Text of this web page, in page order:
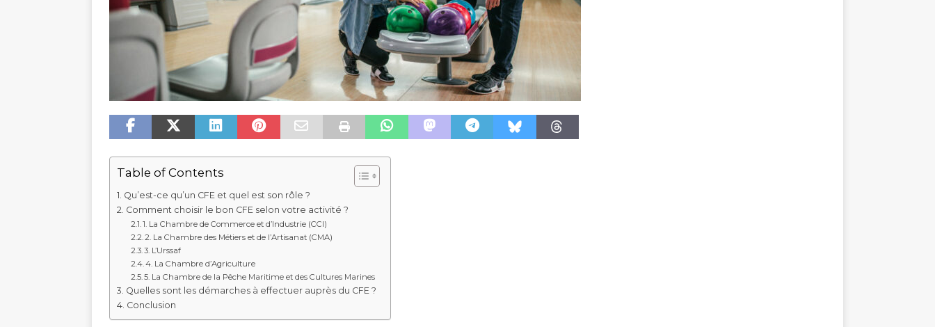
Table of Contents
Qu’est-ce qu’un CFE et quel est son rôle ?
Comment choisir le bon CFE selon votre activité ?
1. La Chambre de Commerce et d’Industrie (CCI)
2. La Chambre des Métiers et de l’Artisanat (CMA)
3. L’Urssaf
4. La Chambre d’Agriculture
5. La Chambre de la Pêche Maritime et des Cultures Marines
Quelles sont les démarches à effectuer auprès du CFE ?
Conclusion